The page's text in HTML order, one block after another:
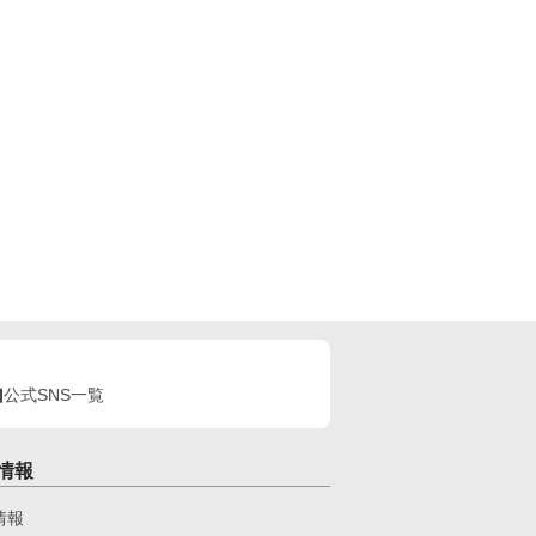
公式SNS一覧
報
報